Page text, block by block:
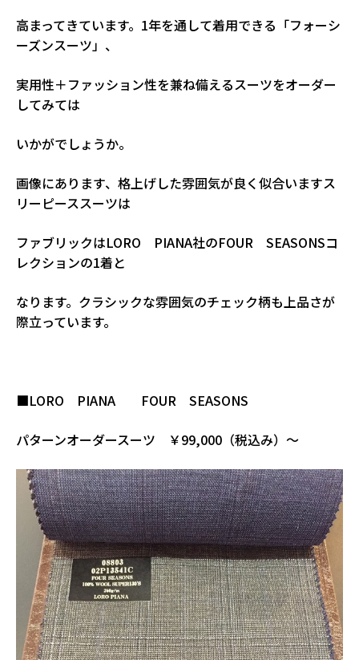
高まってきています。1年を通して着用できる「フォーシ
ーズンスーツ」、
実用性＋ファッション性を兼ね備えるスーツをオーダー
してみては
いかがでしょうか。
画像にあります、格上げした雰囲気が良く似合いますス
リーピーススーツは
ファブリックはLORO PIANA社のFOUR SEASONSコ
レクションの1着と
なります。クラシックな雰囲気のチェック柄も上品さが
際立っています。
■LORO PIANA FOUR SEASONS
パターンオーダースーツ ￥99,000（税込み）～